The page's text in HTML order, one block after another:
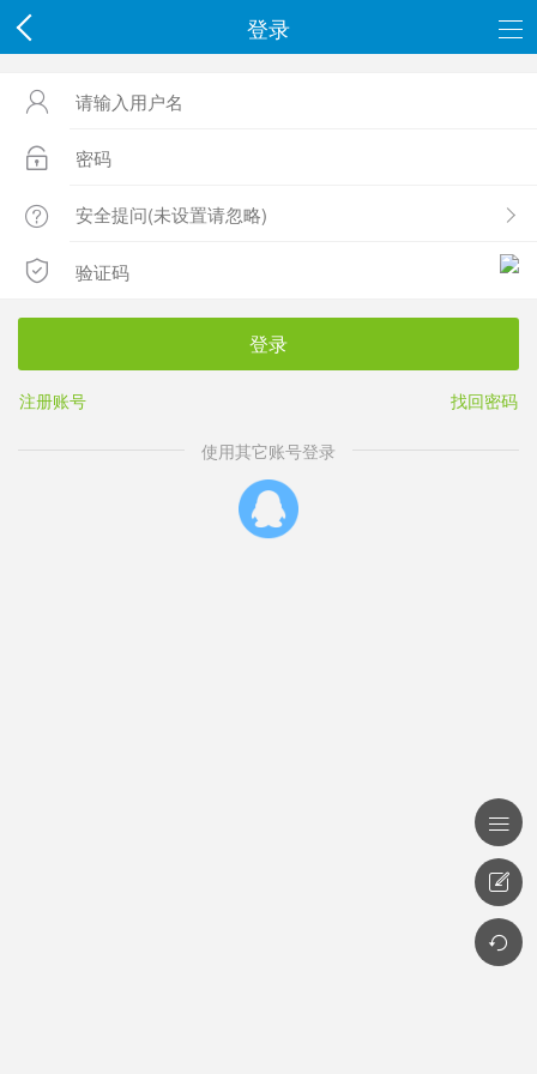
登录




登录
注册账号 找回密码
使用其它账号登录


